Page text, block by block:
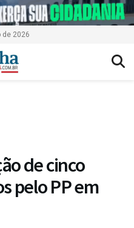
de 2026
de cinco
pelo PP em